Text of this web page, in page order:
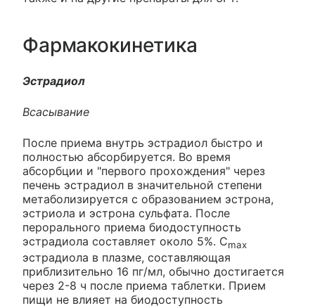
Фармакокинетика
Эстрадиол
Всасывание
После приема внутрь эстрадиол быстро и
полностью абсорбируется. Во время
абсорбции и "первого прохождения" через
печень эстрадиол в значительной степени
метаболизируется с образованием эстрона,
эстриола и эстрона сульфата. После
перорального приема биодоступность
эстрадиола составляет около 5%. Cmax
эстрадиола в плазме, составляющая
приблизительно 16 пг/мл, обычно достигается
через 2-8 ч после приема таблетки. Прием
пищи не влияет на биодоступность